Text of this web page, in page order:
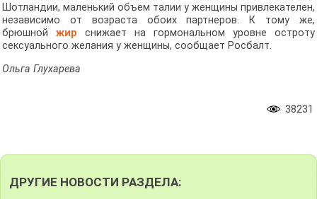
Шотландии, маленький объем талии у женщины привлекателен,
независимо от возраста обоих партнеров. К тому же,
брюшной жир снижает на гормональном уровне остроту
сексуального желания у женщины, сообщает Росбалт.
Ольга Глухарева
38231
ДРУГИЕ НОВОСТИ РАЗДЕЛА: